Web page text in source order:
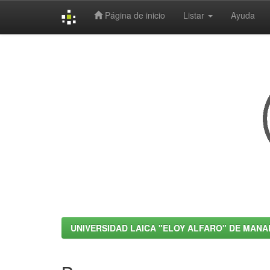
Página de inicio Listar Ayuda
UNIVERSIDAD LAICA "ELOY ALFARO" DE